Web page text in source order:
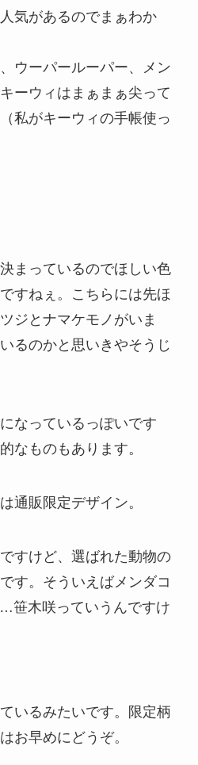
気があるのでまぁわか
ウーパールーパー、メン
ーウィはまぁまぁ尖って
私がキーウィの手帳使っ
まっているのでほしい色
すねぇ。こちらには先ほ
ジとナマケモノがいま
るのかと思いきやそうじ
なっているっぽいです
なものもあります。
通販限定デザイン。
すけど、選ばれた動物の
す。そういえばメンダコ
笹木咲っていうんですけ
いるみたいです。限定柄
お早めにどうぞ。